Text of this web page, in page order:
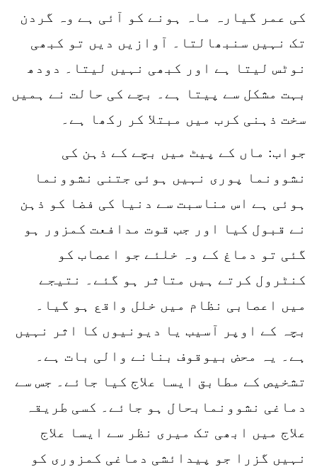
کی عمر گیارہ ماہ ہونے کو آئی ہے وہ گردن
تک نہیں سنبھالتا۔ آوازیں دیں تو کبھی
نوٹس لیتا ہے اور کبھی نہیں لیتا۔ دودھ
بہت مشکل سے پیتا ہے۔ بچے کی حالت نے ہمیں
سخت ذہنی کرب میں مبتلا کر رکھا ہے۔
جواب: ماں کے پیٹ میں بچے کے ذہن کی
نشوونما پوری نہیں ہوئی جتنی نشوونما
ہوئی ہے اس مناسبت سے دنیا کی فضا کو ذہن
نے قبول کیا اور جب قوت مدافعت کمزور ہو
گئی تو دماغ کے وہ خلئے جو اعصاب کو
کنٹرول کرتے ہیں متاثر ہو گئے۔ نتیجے
میں اعصابی نظام میں خلل واقع ہو گیا۔
بچہ کے اوپر آسیب یا دیونیوں کا اثر نہیں
ہے۔ یہ محض بیوقوف بنانے والی بات ہے۔
تشخیص کے مطابق ایسا علاج کیا جائے۔ جس سے
دماغی نشوونمابحال ہو جائے۔ کسی طریقہ
علاج میں ابھی تک میری نظر سے ایسا علاج
نہیں گزرا جو پیدائشی دماغی کمزوری کو